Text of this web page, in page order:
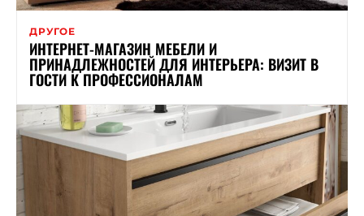
ДРУГОЕ
ИНТЕРНЕТ-МАГАЗИН МЕБЕЛИ И
ПРИНАДЛЕЖНОСТЕЙ ДЛЯ ИНТЕРЬЕРА: ВИЗИТ В
ГОСТИ К ПРОФЕССИОНАЛАМ